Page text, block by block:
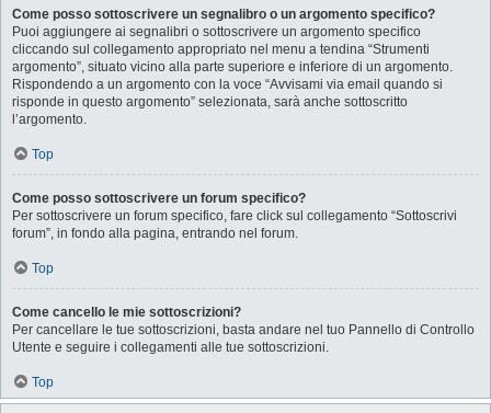
Come posso sottoscrivere un segnalibro o un argomento specifico?
Puoi aggiungere ai segnalibri o sottoscrivere un argomento specifico
cliccando sul collegamento appropriato nel menu a tendina “Strumenti
argomento”, situato vicino alla parte superiore e inferiore di un argomento.
Rispondendo a un argomento con la voce “Avvisami via email quando si
risponde in questo argomento” selezionata, sarà anche sottoscritto
l’argomento.
Top
Come posso sottoscrivere un forum specifico?
Per sottoscrivere un forum specifico, fare click sul collegamento “Sottoscrivi
forum”, in fondo alla pagina, entrando nel forum.
Top
Come cancello le mie sottoscrizioni?
Per cancellare le tue sottoscrizioni, basta andare nel tuo Pannello di Controllo
Utente e seguire i collegamenti alle tue sottoscrizioni.
Top